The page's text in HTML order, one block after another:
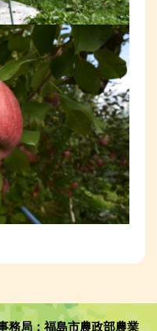
務局：福島市農政部農業